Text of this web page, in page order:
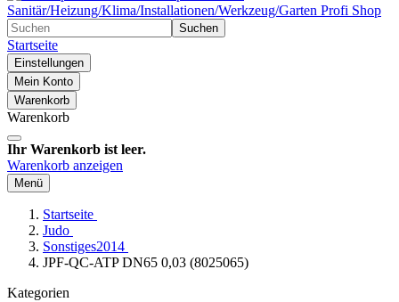
Suchen
Startseite
Einstellungen
Mein Konto
Warenkorb
Warenkorb
Ihr Warenkorb ist leer.
Warenkorb anzeigen
Menü
Startseite
Judo
Sonstiges2014
JPF-QC-ATP DN65 0,03 (8025065)
Kategorien